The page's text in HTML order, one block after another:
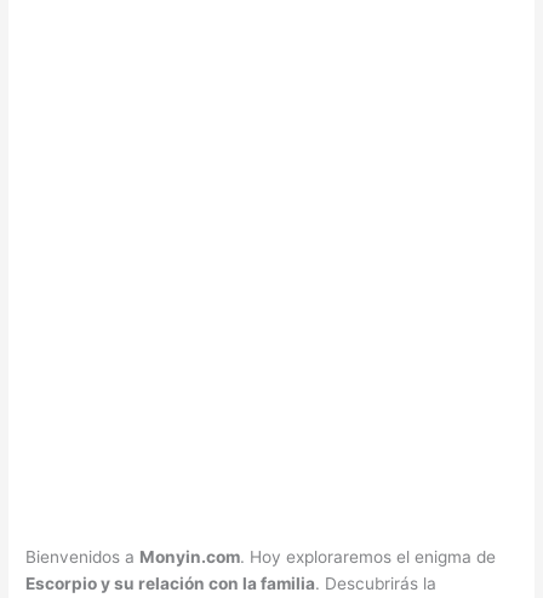
Bienvenidos a Monyin.com. Hoy exploraremos el enigma de
Escorpio y su relación con la familia. Descubrirás la